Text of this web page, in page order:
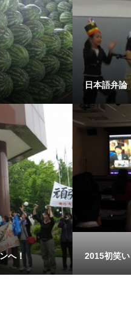
日本語弁論
へ！ 2015初笑い